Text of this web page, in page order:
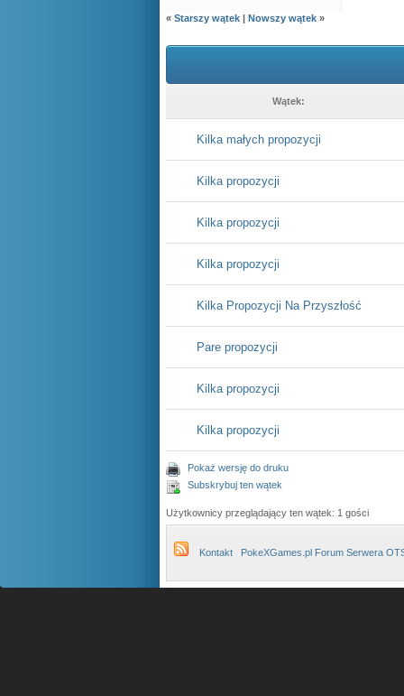
« Starszy wątek | Nowszy wątek »
Wątek:
Kilka małych propozycji
Kilka propozycji
Kilka propozycji
Kilka propozycji
Kilka Propozycji Na Przyszłość
Pare propozycji
Kilka propozycji
Kilka propozycji
Pokaż wersję do druku
Subskrybuj ten wątek
Użytkownicy przeglądający ten wątek: 1 gości
Kontakt PokeXGames.pl Forum Serwera